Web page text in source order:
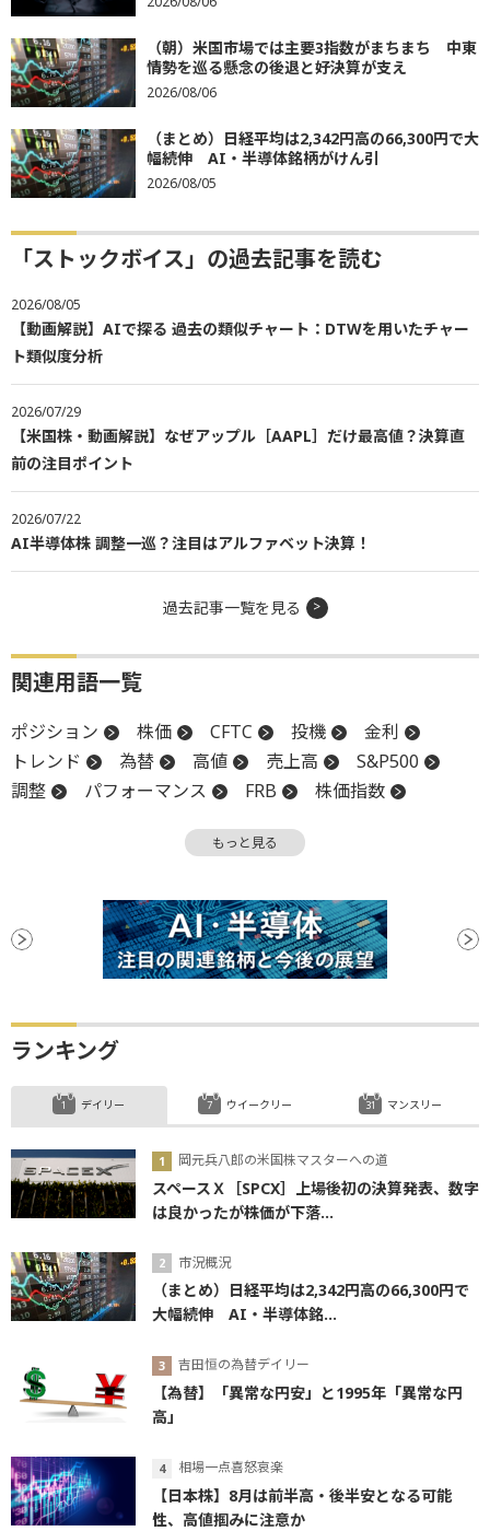
（朝）米国市場では主要3指数がまちまち 中東
情勢を巡る懸念の後退と好決算が支え
2026/08/06
（まとめ）日経平均は2,342円高の66,300円で大
幅続伸 AI・半導体銘柄がけん引
2026/08/05
「ストックボイス」の過去記事を読む
2026/08/05
【動画解説】AIで探る 過去の類似チャート：DTWを用いたチャー
ト類似度分析
2026/07/29
【米国株・動画解説】なぜアップル［AAPL］だけ最高値？決算直
前の注目ポイント
2026/07/22
AI半導体株 調整一巡？注目はアルファベット決算！
過去記事一覧を見る
関連用語一覧
ポジション 株価 CFTC 投機
金利
トレンド
為替 高値 売上高
S&P500
調整
パフォーマンス FRB
株価指数
もっと見る
ランキング
デイリー
岡元兵八郎の米国株マスターへの道
スペースＸ［SPCX］上場後初の決算発表、数字
は良かったが株価が下落...
市況概況
（まとめ）日経平均は2,342円高の66,300円で
大幅続伸 AI・半導体銘...
吉田恒の為替デイリー
【為替】「異常な円安」と1995年「異常な円
高」
相場一点喜怒哀楽
【日本株】8月は前半高・後半安となる可能
性、高値掴みに注意か
ウイークリー マンスリー